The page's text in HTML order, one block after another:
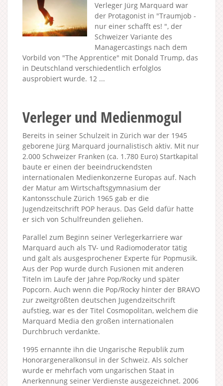
Verleger Jürg Marquard war
der Protagonist in "Traumjob -
nur einer schafft es! ", der
Schweizer Variante des
Managercastings nach dem
Vorbild von "The Apprentice" mit Donald Trump, das
in Deutschland verschiedentlich erfolglos
ausprobiert wurde. 12 ...
Verleger und Medienmogul
Bereits in seiner Schulzeit in Zürich war der 1945
geborene Jürg Marquard journalistisch aktiv. Mit nur
2.000 Schweizer Franken (ca. 1.780 Euro) Startkapital
baute er einen der beeindruckendsten
internationalen Medienkonzerne Europas auf. Nach
der Matur am Wirtschaftsgymnasium der
Kantonsschule Zürich 1965 gab er die
Jugendzeitschrift POP heraus. Das Geld dafür hatte
er sich von Schulfreunden geliehen.
Parallel zum Beginn seiner Verlegerkarriere war
Marquard auch als TV- und Radiomoderator tätig
und galt als ausgesprochener Experte für Popmusik.
Aus der Pop wurde durch Fusionen mit anderen
Titeln im Laufe der Jahre Pop/Rocky und später
Popcorn. Auch wenn die Pop/Rocky hinter der BRAVO
zur zweitgrößten deutschen Jugendzeitschrift
aufstieg, war es der Titel Cosmopolitan, welchem die
Marquard Media den großen internationalen
Durchbruch verdankte.
1995 ernannte ihn die Ungarische Republik zum
Honorargeneralkonsul in der Schweiz. Als solcher
wurde er mehrfach vom ungarischen Staat in
Anerkennung seiner Verdienste ausgezeichnet. 2006